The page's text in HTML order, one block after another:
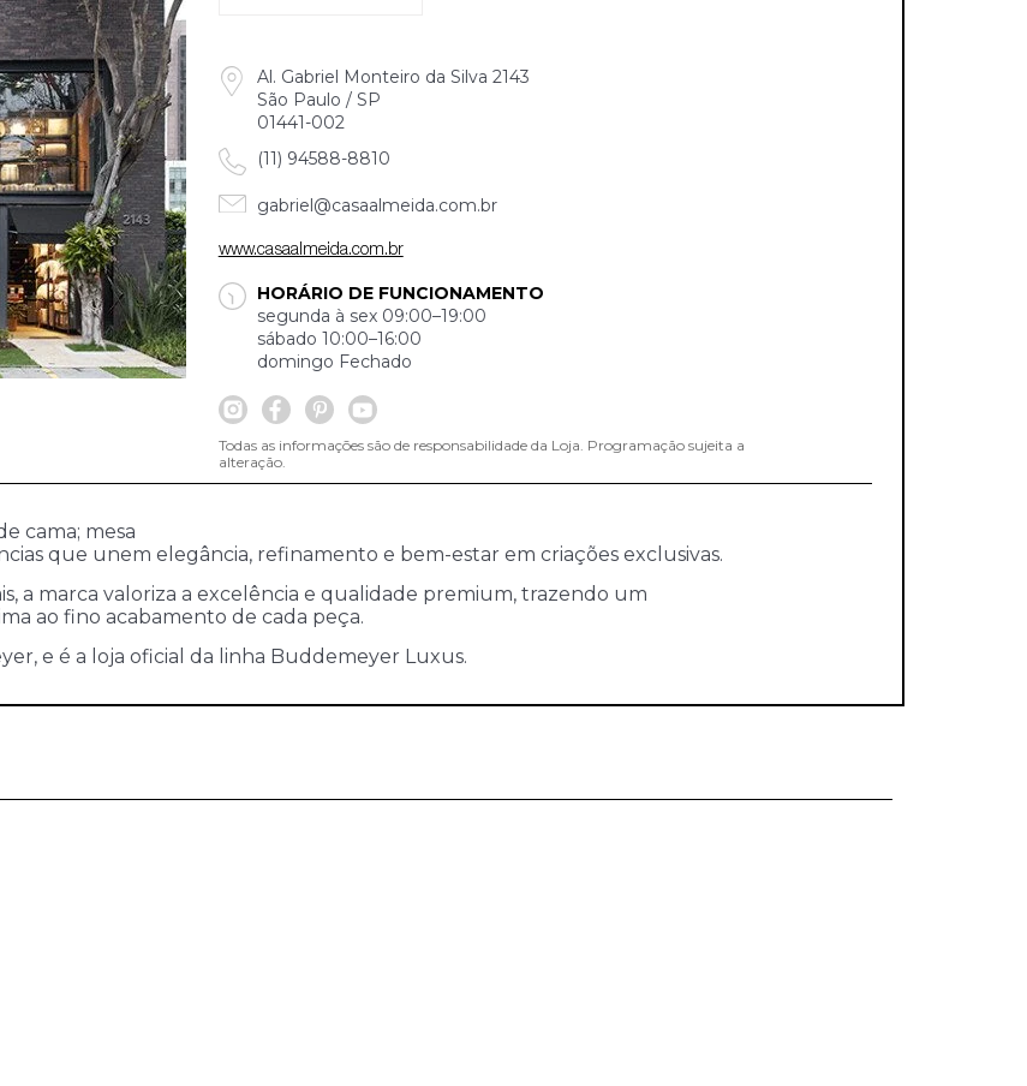
Al. Gabriel Monteiro da Silva 2143
São Paulo / SP
01441-002
(11) 94588-8810
gabriel@casaalmeida.com.br
www.casaalmeida.com.br
HORÁRIO DE FUNCIONAMENTO
segunda à sex 09:00–19:00
sábado 10:00–16:00
domingo Fechado
Todas as informações são de responsabilidade da Loja. Programação sujeita a
alteração.
cama; mesa
que unem elegância, refinamento e bem-estar em criações exclusivas.
a marca valoriza a excelência e qualidade premium, trazendo um
ao fino acabamento de cada peça.
e é a loja oficial da linha Buddemeyer Luxus.